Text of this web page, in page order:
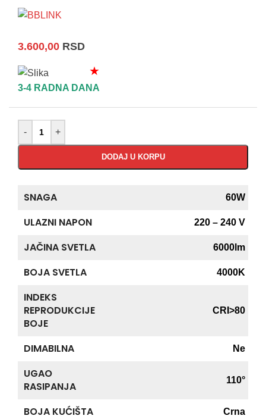
3.600,00 RSD
★
3-4 RADNA DANA
- +
DODAJ U KORPU
SNAGA 60W
ULAZNI NAPON 220 – 240 V
JAČINA SVETLA 6000lm
BOJA SVETLA 4000K
INDEKS
REPRODUKCIJE
BOJE
CRI>80
DIMABILNA Ne
UGAO
RASIPANJA
110°
BOJA KUĆIŠTA Crna